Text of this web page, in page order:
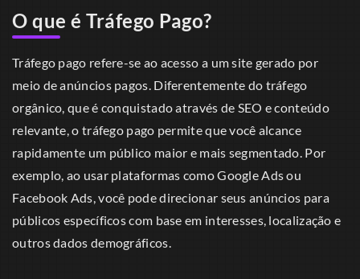
O que é Tráfego Pago?
Tráfego pago refere-se ao acesso a um site gerado por
meio de anúncios pagos. Diferentemente do tráfego
orgânico, que é conquistado através de SEO e conteúdo
relevante, o tráfego pago permite que você alcance
rapidamente um público maior e mais segmentado. Por
exemplo, ao usar plataformas como Google Ads ou
Facebook Ads, você pode direcionar seus anúncios para
públicos específicos com base em interesses, localização e
outros dados demográficos.